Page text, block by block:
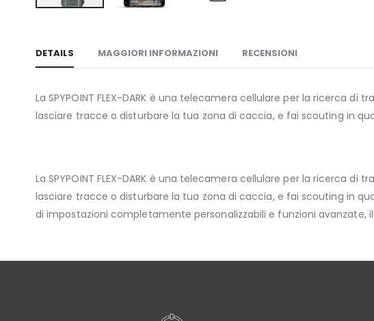
della
galleria
immagini
DETAILS
La SPYPOINT FLEX-DARK è una telecamera cellulare per la ricerca
lasciare tracce o disturbare la tua zona di caccia, e fai scouting in
La SPYPOINT FLEX-DARK è una telecamera cellulare per la ricerca
lasciare tracce o disturbare la tua zona di caccia, e fai scouting in
di impostazioni completamente personalizzabili e funzioni avanzate,
MAGGIORI INFORMAZIONI RECENSIONI